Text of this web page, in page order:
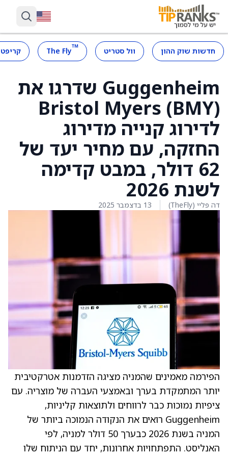
חדשות שוק ההון וול סטריט ™
The Fly
Guggenheim שדרגו את
Bristol Myers (BMY)
לדירוג קנייה מדירוג
החזקה, עם מחיר יעד של
62 דולר, במבט קדימה
לשנת 2026
דה פליי (TheFly) 13 בדצמבר 2025
הפירמה מאמינים שהמניה מציגה הזדמנות אטרקטיבית
יותר המתמקדת בערך ובאמצעי העברה של מוצריה. עם
ציפיות נמוכות כבר לרווחים ולתוצאות קליניות,
Guggenheim רואים את הנקודה הנמוכה ביותר של
המניה בשנת 2026 כבערך 50 דולר למניה, לפי
האנליסט. התפתחויות אחרונות, יחד עם הניתוח שלו